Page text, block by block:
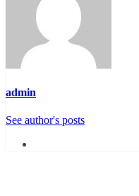
admin
See author's posts